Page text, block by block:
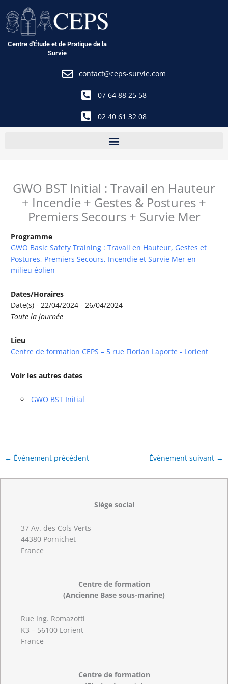
au
contenu
Centre d'Étude et de Pratique de la
Survie
contact@ceps-survie.com
07 64 88 25 58
02 40 61 32 08
GWO BST Initial : Travail en Hauteur
+ Incendie + Gestes & Postures +
Premiers Secours + Survie Mer
Programme
GWO Basic Safety Training : Travail en Hauteur, Gestes et
Postures, Premiers Secours, Incendie et Survie Mer en
milieu éolien
Dates/Horaires
Date(s) - 22/04/2024 - 26/04/2024
Toute la journée
Lieu
Centre de formation CEPS – 5 rue Florian Laporte - Lorient
Voir les autres dates
GWO BST Initial
← Évènement précédent Évènement suivant →
Siège social
37 Av. des Cols Verts
44380 Pornichet
France
Centre de formation
(Ancienne Base sous-marine)
Rue Ing. Romazotti
K3 – 56100 Lorient
France
Centre de formation